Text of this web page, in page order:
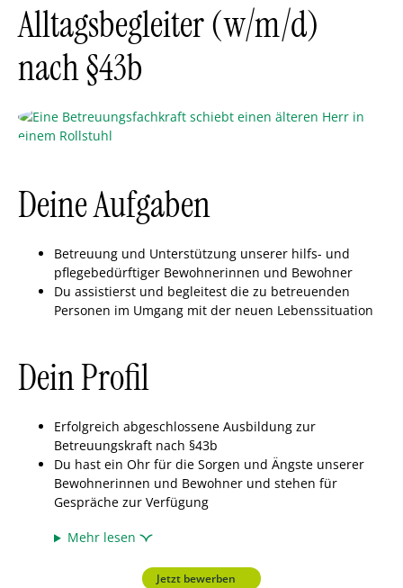
Alltagsbegleiter (w/m/d)
nach §43b
Deine Aufgaben
Betreuung und Unterstützung unserer hilfs- und
pflegebedürftiger Bewohnerinnen und Bewohner
Du assistierst und begleitest die zu betreuenden
Personen im Umgang mit der neuen Lebenssituation
Dein Profil
Erfolgreich abgeschlossene Ausbildung zur
Betreuungskraft nach §43b
Du hast ein Ohr für die Sorgen und Ängste unserer
Bewohnerinnen und Bewohner und stehen für
Gespräche zur Verfügung
Mehr lesen
Jetzt bewerben